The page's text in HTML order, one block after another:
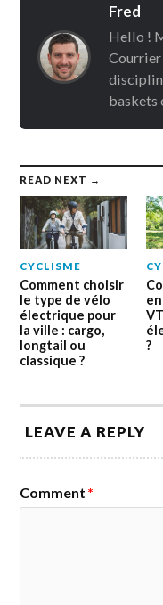
Fred
Hello !
baskets
READ NEXT →
CYCLISME
Comment choisir
le type de vélo
électrique pour
la ville : cargo,
longtail ou
classique ?
?
LEAVE A REPLY
Comment *